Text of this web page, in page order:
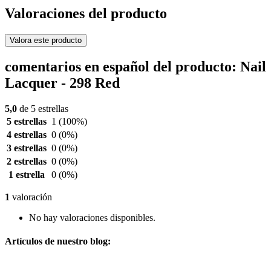
Valoraciones del producto
Valora este producto
comentarios en español del producto: Nail
Lacquer - 298 Red
5,0 de 5 estrellas
5 estrellas 1 (100%)
4 estrellas 0 (0%)
3 estrellas 0 (0%)
2 estrellas 0 (0%)
1 estrella
0 (0%)
1 valoración
No hay valoraciones disponibles.
Artículos de nuestro blog: